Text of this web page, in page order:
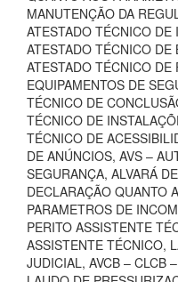
MANUTENÇÃO DA
ATESTADO TÉCNICO
ATESTADO TÉCNICO
ATESTADO TÉCNICO
EQUIPAMENTOS DE
TÉCNICO DE
TÉCNICO DE
TÉCNICO DE
DE ANÚNCIOS, AVS –
SEGURANÇA, ALVARÁ
DECLARAÇÃO QUANTO
PARAMETROS DE
PERITO ASSISTENTE
ASSISTENTE TÉCNICO,
JUDICIAL, AVCB – CLCB